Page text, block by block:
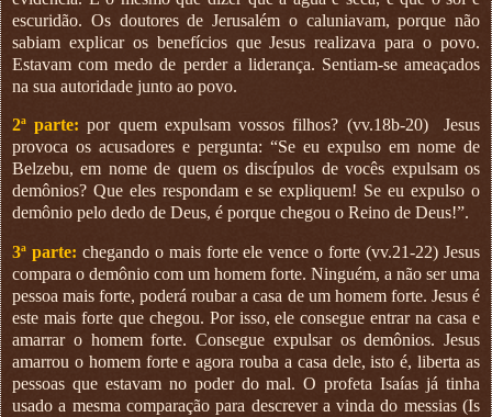
escuridão. Os doutores de Jerusalém o caluniavam, porque não
sabiam explicar os benefícios que Jesus realizava para o povo.
Estavam com medo de perder a liderança. Sentiam-se ameaçados
na sua autoridade junto ao povo.
2ª parte: por quem expulsam vossos filhos? (vv.18b-20)
Jesus
provoca os acusadores e pergunta: “Se eu expulso em nome de
Belzebu, em nome de quem os discípulos de vocês expulsam os
demônios? Que eles respondam e se expliquem! Se eu expulso o
demônio pelo dedo de Deus, é porque chegou o Reino de Deus!”.
3ª parte: chegando o mais forte ele vence o forte (vv.21-22) Jesus
compara o demônio com um homem forte. Ninguém, a não ser uma
pessoa mais forte, poderá roubar a casa de um homem forte. Jesus é
este mais forte que chegou. Por isso, ele consegue entrar na casa e
amarrar o homem forte. Consegue expulsar os demônios. Jesus
amarrou o homem forte e agora rouba a casa dele, isto é, liberta as
pessoas que estavam no poder do mal. O profeta Isaías já tinha
usado a mesma comparação para descrever a vinda do messias (Is